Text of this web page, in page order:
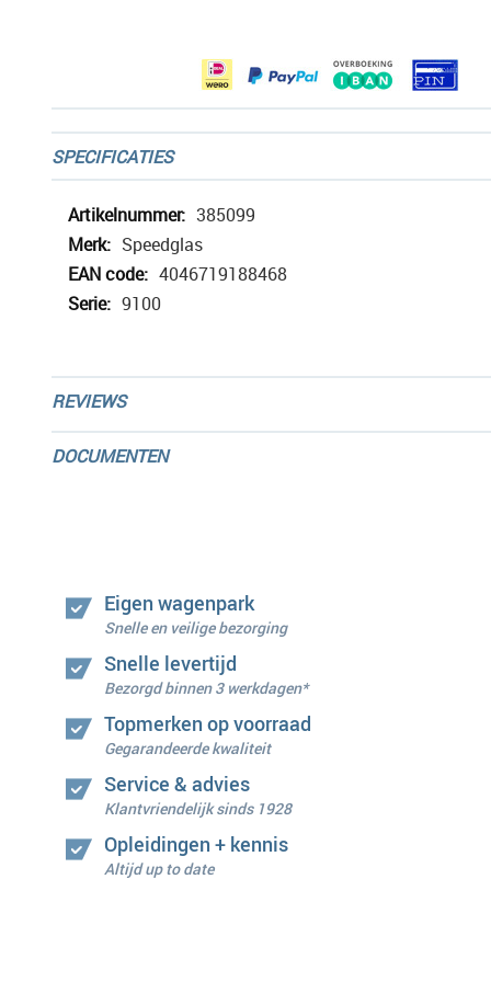
SPECIFICATIES
Meer
informatie
385099
Speedglas
4046719188468
9100
REVIEWS
DOCUMENTEN
Eigen wagenpark
Snelle en veilige bezorging
Snelle levertijd
Bezorgd binnen 3 werkdagen*
Topmerken op voorraad
Gegarandeerde kwaliteit
Service & advies
Klantvriendelijk sinds 1928
Opleidingen + kennis
Altijd up to date